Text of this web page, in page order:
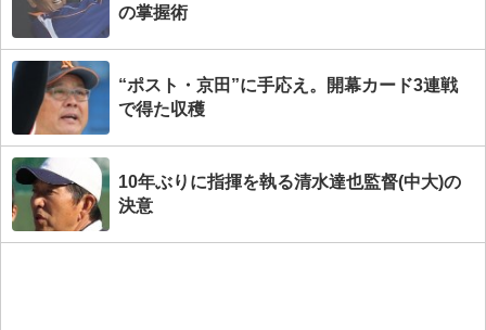
の掌握術
“ポスト・京田”に手応え。開幕カード3連戦
で得た収穫
10年ぶりに指揮を執る清水達也監督(中大)の
決意